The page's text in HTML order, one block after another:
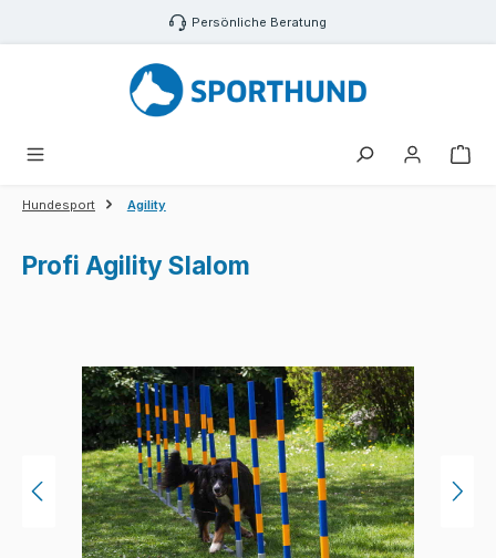
Zum Hauptinhalt springen Persönliche Beratung
Hundesport Agility
Profi Agility Slalom
Bildergalerie überspringen